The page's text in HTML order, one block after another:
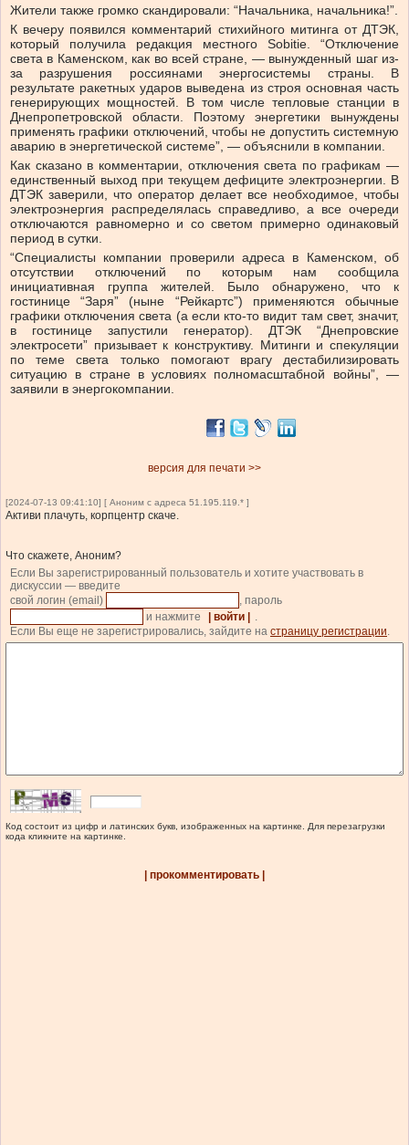
Жители также громко скандировали: “Начальника, начальника!”.
К вечеру появился комментарий стихийного митинга от ДТЭК,
который получила редакция местного Sobitie. “Отключение
света в Каменском, как во всей стране, — вынужденный шаг из-
за разрушения россиянами энергосистемы страны. В
результате ракетных ударов выведена из строя основная часть
генерирующих мощностей. В том числе тепловые станции в
Днепропетровской области. Поэтому энергетики вынуждены
применять графики отключений, чтобы не допустить системную
аварию в энергетической системе”, — объяснили в компании.
Как сказано в комментарии, отключения света по графикам —
единственный выход при текущем дефиците электроэнергии. В
ДТЭК заверили, что оператор делает все необходимое, чтобы
электроэнергия распределялась справедливо, а все очереди
отключаются равномерно и со светом примерно одинаковый
период в сутки.
“Специалисты компании проверили адреса в Каменском, об
отсутствии отключений по которым нам сообщила
инициативная группа жителей. Было обнаружено, что к
гостинице “Заря” (ныне “Рейкартс”) применяются обычные
графики отключения света (а если кто-то видит там свет, значит,
в гостинице запустили генератор). ДТЭК “Днепровские
электросети” призывает к конструктиву. Митинги и спекуляции
по теме света только помогают врагу дестабилизировать
ситуацию в стране в условиях полномасштабной войны”, —
заявили в энергокомпании.
версия для печати >>
[2024-07-13 09:41:10] [ Аноним с адреса 51.195.119.* ]
Активи плачуть, корпцентр скаче.
Что скажете, Аноним?
Если Вы зарегистрированный пользователь и хотите участвовать в
дискуссии — введите
свой логин (email)
, пароль
и нажмите
| войти |
.
Если Вы еще не зарегистрировались, зайдите на страницу регистрации.
Код состоит из цифр и латинских букв, изображенных на картинке. Для перезагрузки
кода кликните на картинке.
| прокомментировать |